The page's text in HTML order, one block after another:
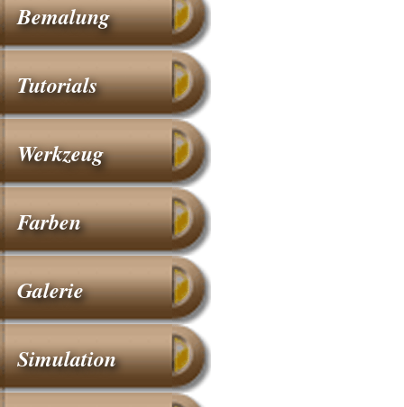
Bemalung
Tutorials
Werkzeug
Farben
Galerie
Simulation